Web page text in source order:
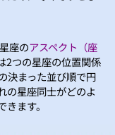
座のアスペクト（座
2つの星座の位置関係
決まった並び順で円
の星座同士がどのよ
ます。